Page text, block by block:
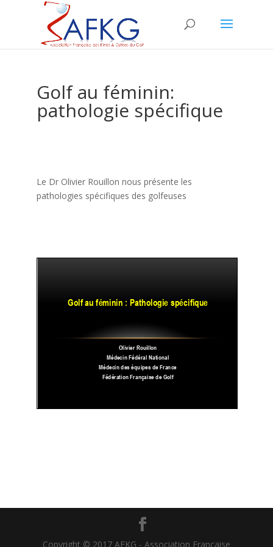
Golf au féminin:
pathologie spécifique
Le Dr Olivier Rouillon nous présente les
pathologies spécifiques des golfeuses
Copyright © 2017 AFKG - Association Française